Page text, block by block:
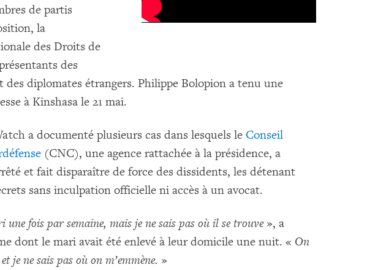
de partis
la
des Droits de
des
des diplomates étrangers. Philippe Bolopion a tenu une
à Kinshasa le 21 mai.
a documenté plusieurs cas dans lesquels le Conseil
(CNC), une agence rattachée à la présidence, a
et fait disparaître de force des dissidents, les détenant
sans inculpation officielle ni accès à un avocat.
une fois par semaine, mais je ne sais pas où il se trouve», a
dont le mari avait été enlevé à leur domicile une nuit. « On
je ne sais pas où on m’emmène. »